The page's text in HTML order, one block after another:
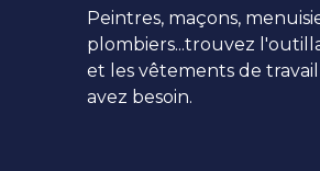
Peintres, maçons,
plombiers...trouvez
et les vêtements de
avez besoin.